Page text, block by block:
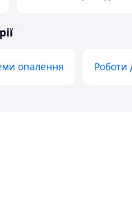
опалення Роботи